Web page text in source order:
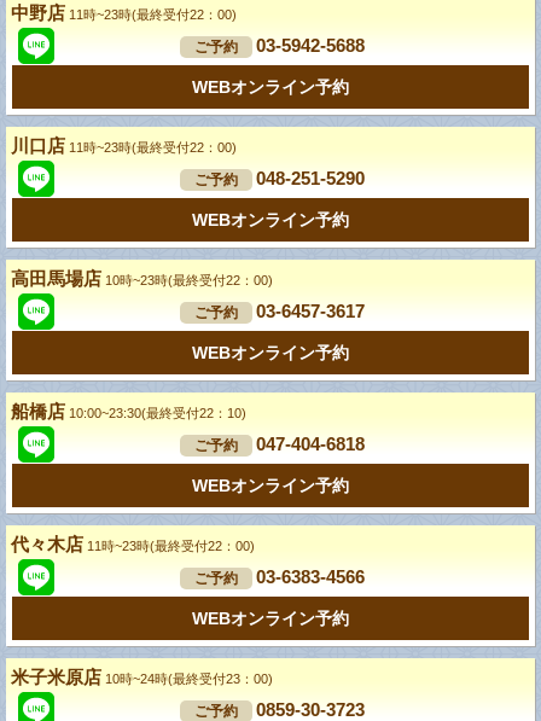
中野店 11時~23時(最終受付22：00)
ご予約 03-5942-5688
WEBオンライン予約
川口店 11時~23時(最終受付22：00)
ご予約 048-251-5290
WEBオンライン予約
高田馬場店 10時~23時(最終受付22：00)
ご予約 03-6457-3617
WEBオンライン予約
船橋店 10:00~23:30(最終受付22：10)
ご予約 047-404-6818
WEBオンライン予約
代々木店 11時~23時(最終受付22：00)
ご予約 03-6383-4566
WEBオンライン予約
米子米原店 10時~24時(最終受付23：00)
ご予約 0859-30-3723